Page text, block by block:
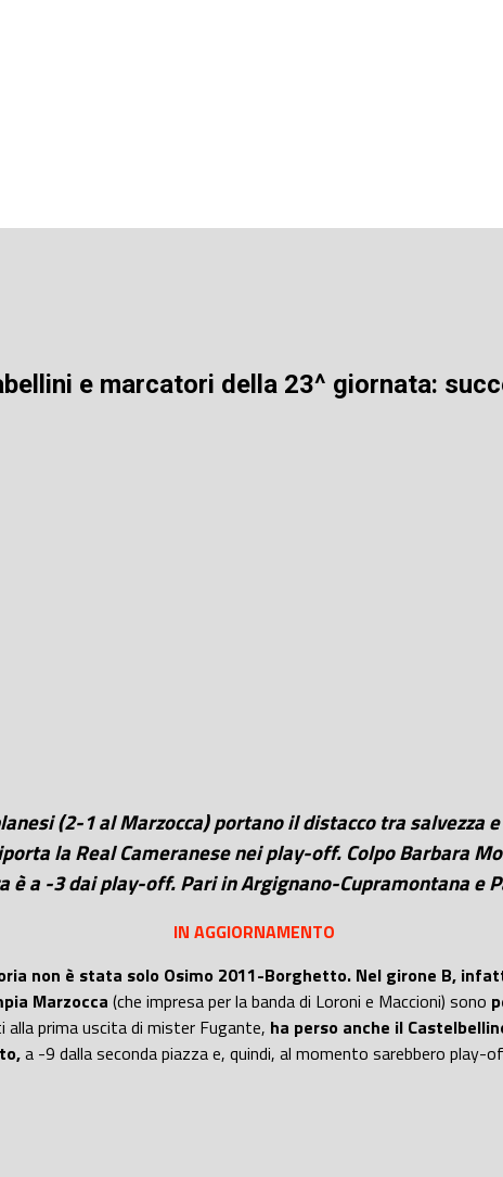
e marcatori della 23^ giornata:
(2-1 al Marzocca) portano il distacco tra salvezza
la Real Cameranese nei play-off. Colpo Barbara
a -3 dai play-off. Pari in Argignano-Cupramontana e
IN AGGIORNAMENTO
non è stata solo Osimo 2011-Borghetto. Nel girone B,
Marzocca (che impresa per la banda di Loroni e Maccioni) sono
prima uscita di mister Fugante, ha perso anche il
a -9 dalla seconda piazza e, quindi, al momento sarebbero play-